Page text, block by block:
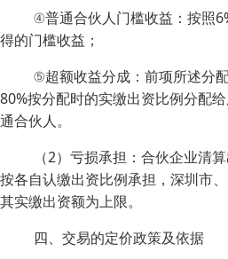
④普通合伙人门槛收益：按照
得的门槛收益；
⑤超额收益分成：前项所述分
80%按分配时的实缴出资比例分配
通合伙人。
（2）亏损承担：合伙企业清
按各自认缴出资比例承担，深圳市
其实缴出资额为上限。
四、交易的定价政策及依据